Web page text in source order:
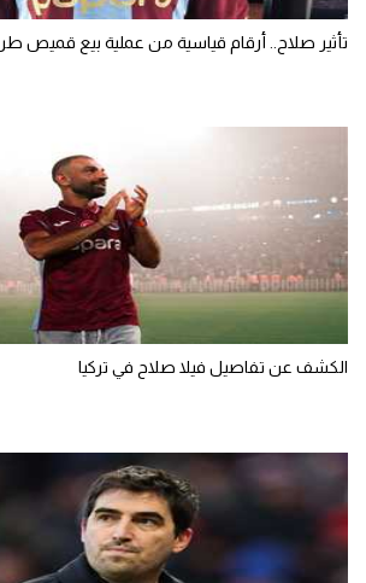
تأثير صلاح.. أرقام قياسية من عملية بيع قميص
الكشف عن تفاصيل فيلا صلاح في تركيا